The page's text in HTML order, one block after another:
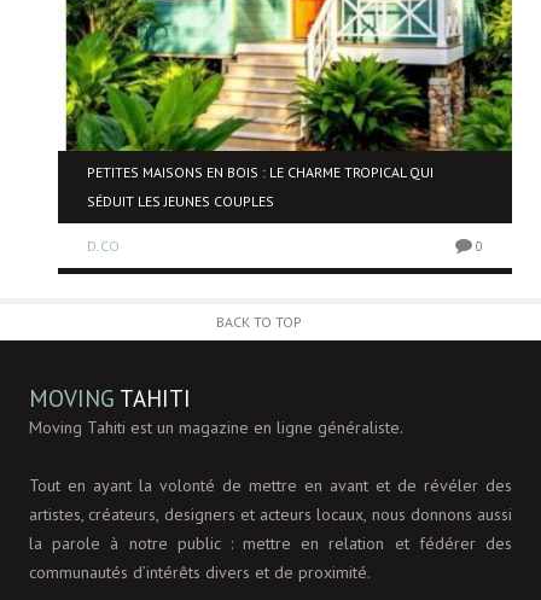
PETITES MAISONS EN BOIS : LE CHARME TROPICAL QUI
SÉDUIT LES JEUNES COUPLES
D.CO 0
BACK TO TOP
MOVING TAHITI
Moving Tahiti est un magazine en ligne généraliste.
Tout en ayant la volonté de mettre en avant et de révéler des
artistes, créateurs, designers et acteurs locaux, nous donnons aussi
la parole à notre public : mettre en relation et fédérer des
communautés d’intérêts divers et de proximité.